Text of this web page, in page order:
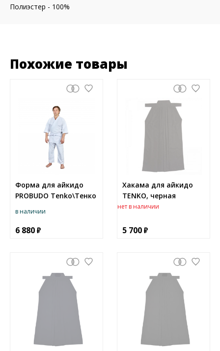
Полиэстер - 100%
Похожие товары
Форма для айкидо
PROBUDO Tenko\Тенко
в наличии
6 880
Хакама для айкидо
TENKO, черная
нет в наличии
5 700